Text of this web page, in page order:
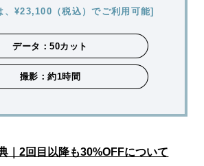
、¥23,100（税込）でご利用可能]
データ：50カット
撮影：約1時間
｜2回目以降も30%OFFについて